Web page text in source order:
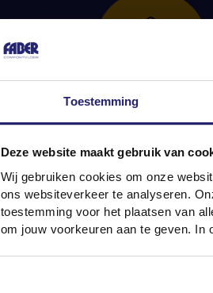
Toestemming
Deze website maakt gebruik van
Wij gebruiken cookies om onze
ons websiteverkeer te analyseren.
toestemming voor het plaatsen van
om jouw voorkeuren aan te geven. In
huis